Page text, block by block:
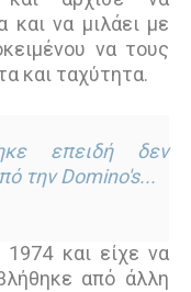
και να µιλάει µε
να τους
και ταχύτητα.
επειδή δεν
την Domino's...
και είχε να
από άλλη